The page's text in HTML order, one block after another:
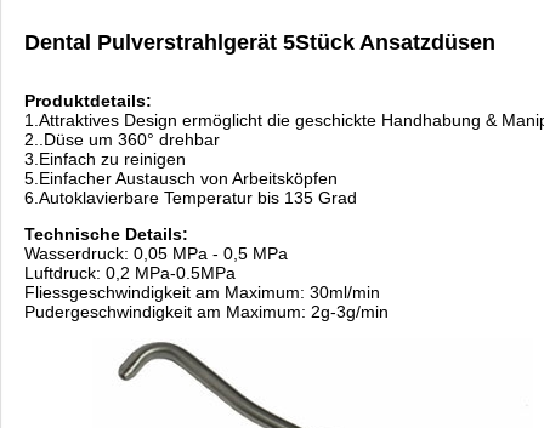
Dental Pulverstrahlgerät 5Stück Ansatzdüsen
Produktdetails:
1.Attraktives Design ermöglicht die geschickte Handhabung &
2..Düse um 360° drehbar
3.Einfach zu reinigen
5.Einfacher Austausch von Arbeitsköpfen
6.Autoklavierbare Temperatur bis 135 Grad
Technische Details:
Wasserdruck: 0,05 MPa - 0,5 MPa
Luftdruck: 0,2 MPa-0.5MPa
Fliessgeschwindigkeit am Maximum: 30ml/min
Pudergeschwindigkeit am Maximum: 2g-3g/min